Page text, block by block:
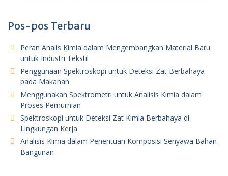
Pos-pos Terbaru
Peran Analis Kimia dalam Mengembangkan Material Baru
untuk Industri Tekstil
Penggunaan Spektroskopi untuk Deteksi Zat Berbahaya
pada Makanan
Menggunakan Spektrometri untuk Analisis Kimia dalam
Proses Pemurnian
Spektroskopi untuk Deteksi Zat Kimia Berbahaya di
Lingkungan Kerja
Analisis Kimia dalam Penentuan Komposisi Senyawa Bahan
Bangunan